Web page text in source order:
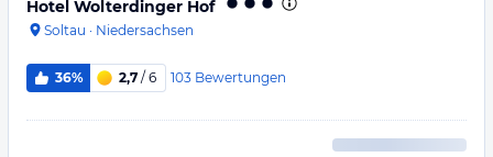
Hotel Wolterdinger Hof
Soltau · Niedersachsen
36% 2,7 / 6 103 Bewertungen